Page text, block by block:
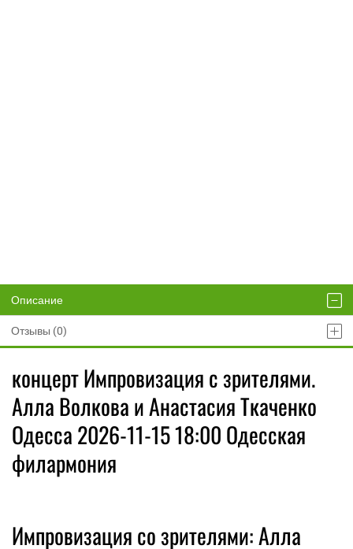
Описание
Отзывы (0)
концерт Импровизация с зрителями.
Алла Волкова и Анастасия Ткаченко
Одесса 2026-11-15 18:00 Одесская
филармония
Импровизация со зрителями: Алла